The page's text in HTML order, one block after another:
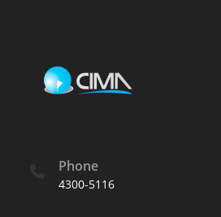
Phone
4300-5116